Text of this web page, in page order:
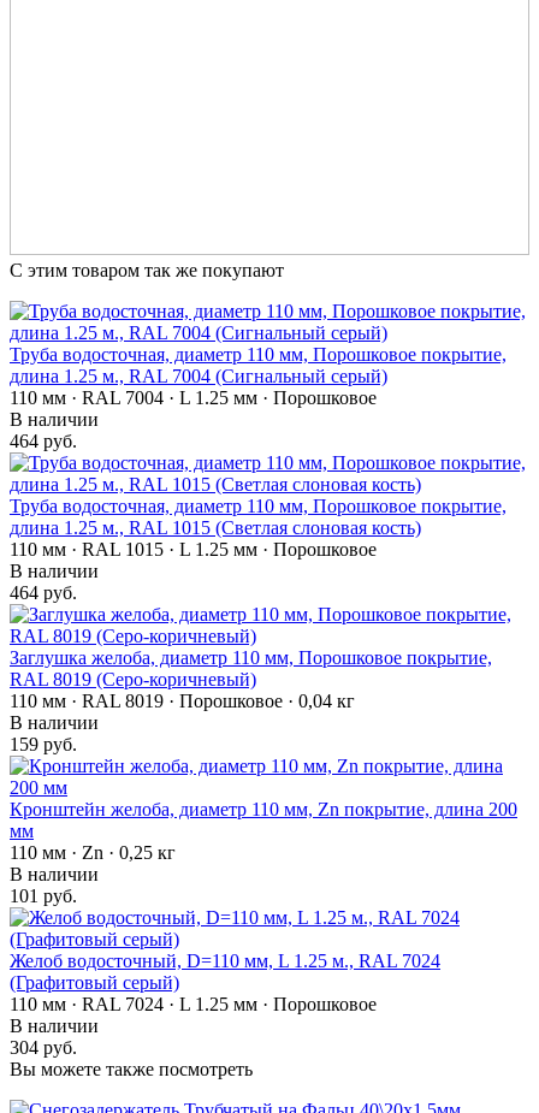
С этим товаром так же покупают
Труба водосточная, диаметр 110 мм, Порошковое покрытие,
длина 1.25 м., RAL 7004 (Сигнальный серый)
110 мм · RAL 7004 · L 1.25 мм · Порошковое
В наличии
464 руб.
Труба водосточная, диаметр 110 мм, Порошковое покрытие,
длина 1.25 м., RAL 1015 (Светлая слоновая кость)
110 мм · RAL 1015 · L 1.25 мм · Порошковое
В наличии
464 руб.
Заглушка желоба, диаметр 110 мм, Порошковое покрытие,
RAL 8019 (Серо-коричневый)
110 мм · RAL 8019 · Порошковое · 0,04 кг
В наличии
159 руб.
Кронштейн желоба, диаметр 110 мм, Zn покрытие, длина 200
мм
110 мм · Zn · 0,25 кг
В наличии
101 руб.
Желоб водосточный, D=110 мм, L 1.25 м., RAL 7024
(Графитовый серый)
110 мм · RAL 7024 · L 1.25 мм · Порошковое
В наличии
304 руб.
Вы можете также посмотреть